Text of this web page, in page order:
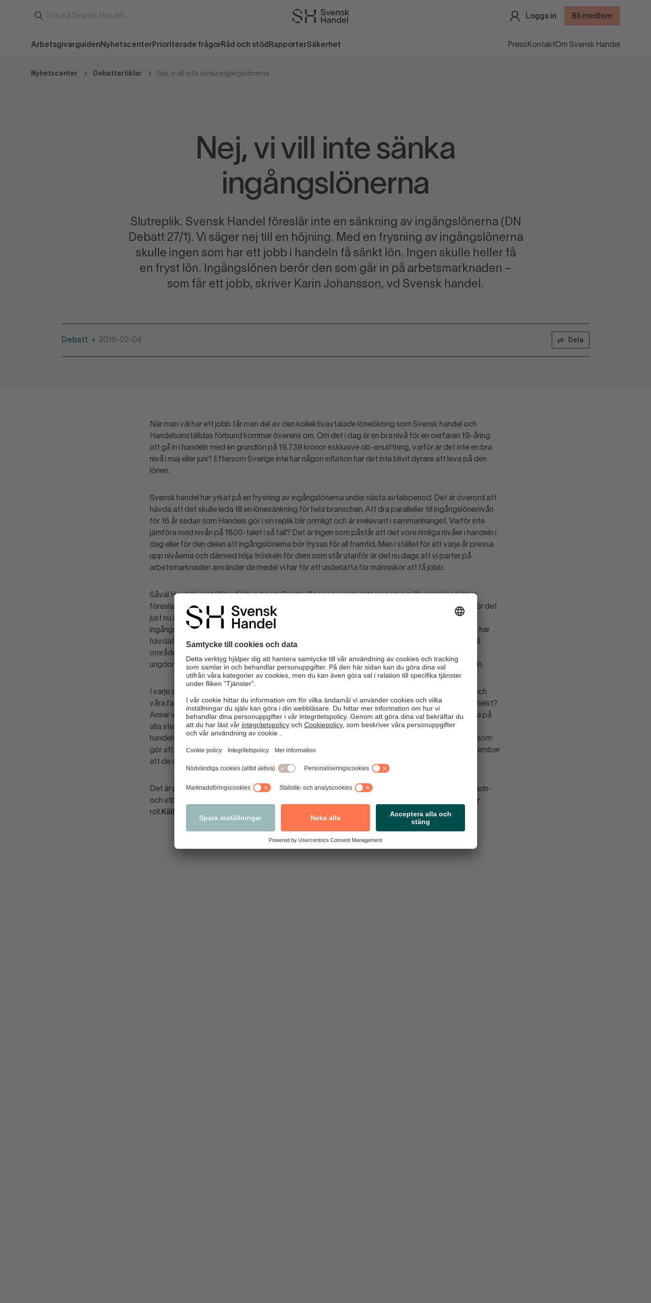
Logga in Bli medlem
Arbetsgivarguiden Nyhetscenter Prioriterade frågor Råd och stöd RapporterSäkerhet Press KontaktOm Svensk Handel
Nyhetscenter Debattartiklar Nej, vi vill inte sänka ingångslönerna
Nej, vi vill inte sänka
ingångslönerna
Slutreplik. Svensk Handel föreslår inte en sänkning av ingångslönerna (DN
Debatt 27/1). Vi säger nej till en höjning. Med en frysning av ingångslönerna
skulle ingen som har ett jobb i handeln få sänkt lön. Ingen skulle heller få
en fryst lön. Ingångslönen berör den som går in på arbetsmarknaden –
som får ett jobb, skriver Karin Johansson, vd Svensk handel.
Debatt • 2016-02-04 Dela
När man väl har ett jobb får man del av den kollektivavtalade löneökning som Svensk handel och
Handelsanställdas förbund kommer överens om. Om det i dag är en bra nivå för en oerfaren 19-åring
att gå in i handeln med en grundlön på 19.739 kronor exklusive ob-ersättning, varför är det inte en bra
nivå i maj eller juni? Eftersom Sverige inte har någon inflation har det inte blivit dyrare att leva på den
lönen.
Svensk handel har yrkat på en frysning av ingångslönerna under nästa avtalsperiod. Det är överord att
hävda att det skulle leda till en lönesänkning för hela branschen. Att dra paralleller till ingångslönenivån
för 16 år sedan som Handels gör i sin replik blir orimligt och är irrelevant i sammanhanget. Varför inte
jämföra med nivån på 1800-talet i så fall? Det är ingen som påstår att det vore rimliga nivåer i handeln i
dag eller för den delen att ingångslönerna bör frysas för all framtid. Men i stället för att varje år pressa
upp nivåerna och därmed höja tröskeln för dem som står utanför är det nu dags att vi parter på
arbetsmarknaden använder de medel vi har för att underlätta för människor att få jobb.
Såväl Handelsanställdas förbund som Sandro Scocco argumenterar som om Svensk Handel har
föreslagit en sänkning av ingångslönerna, när det är en frysning vi talar om. Frågan är i stället varför det
just nu är läge att höja ingångslönerna ytterligare? Handeln har redan bland de högsta
ingångslönenivåerna i Sverige. Sverige har de högsta ingångslönerna i EU. Ingen av debattörerna har
hävdat att det blir fler jobb av att höja nivån. Det blir det nämligen inte. Den forskning som finns på
området visar att höga ingångslöner leder till färre jobb och inte minst drabbar utrikes födda och
ungdomar som får svårare att få jobb och särskilt i vissa branscher, som till exempel detaljhandeln.
I varje avtalsrörelse frågar vi oss vilket utrymme som finns för löneökningar. Sedan förhandlar vi och
våra fackliga motparter. Så även denna gång. Men anser vi att denna avtalsrörelse är vilken som helst?
Anser vi att det nu är "business as usual" i Sverige? Eller är det så att det finns anledning att vända på
alla stenar och försöka hitta de vägar som finns för att hjälpa fler människor in i jobb? För Svensk
handels del är svaret enkelt. Vi vill göra vad vi kan för att anställa fler, men det krävs också villkor som
gör att arbetsgivare kan och vågar anställa. Över 60 procent av handelsföretagen uppgav i december
att de skulle anställa fler om kostnaderna var lägre.
Det är positivt att Handelsanställdas förbund vill kroka arm med Svensk handel om arbetsmarknads-
och utbildningsinsatser. Men det vore bra om man också såg att kostnaden för att anställa spelar
roll. Källa: